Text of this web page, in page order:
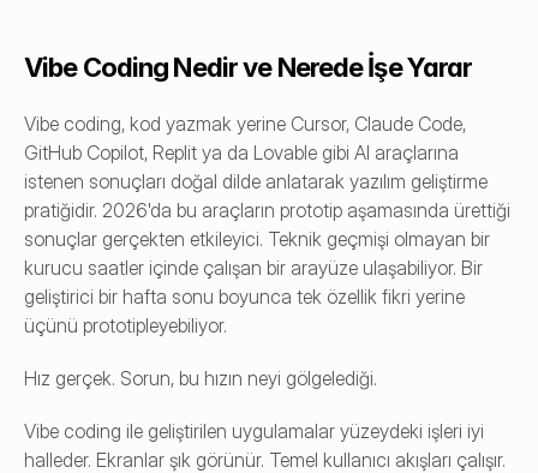
Vibe Coding Nedir ve Nerede İşe Yarar
Vibe coding, kod yazmak yerine Cursor, Claude Code,
GitHub Copilot, Replit ya da Lovable gibi AI araçlarına
istenen sonuçları doğal dilde anlatarak yazılım geliştirme
pratiğidir. 2026'da bu araçların prototip aşamasında ürettiği
sonuçlar gerçekten etkileyici. Teknik geçmişi olmayan bir
kurucu saatler içinde çalışan bir arayüze ulaşabiliyor. Bir
geliştirici bir hafta sonu boyunca tek özellik fikri yerine
üçünü prototipleyebiliyor.
Hız gerçek. Sorun, bu hızın neyi gölgelediği.
Vibe coding ile geliştirilen uygulamalar yüzeydeki işleri iyi
halleder. Ekranlar şık görünür. Temel kullanıcı akışları çalışır.